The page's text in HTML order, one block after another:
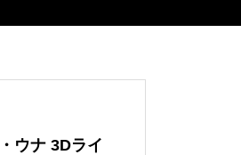
ウナ 3Dライ